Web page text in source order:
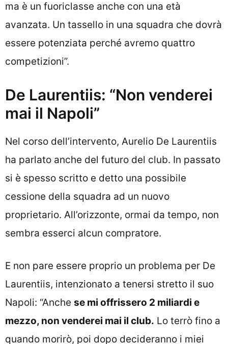
ma è un fuoriclasse anche con una età
avanzata. Un tassello in una squadra che dovrà
essere potenziata perché avremo quattro
competizioni”.
De Laurentiis: “Non venderei
mai il Napoli”
Nel corso dell’intervento, Aurelio De Laurentiis
ha parlato anche del futuro del club. In passato
si è spesso scritto e detto una possibile
cessione della squadra ad un nuovo
proprietario. All’orizzonte, ormai da tempo, non
sembra esserci alcun compratore.
E non pare essere proprio un problema per De
Laurentiis, intenzionato a tenersi stretto il suo
Napoli: “Anche se mi offrissero 2 miliardi e
mezzo, non venderei mai il club. Lo terrò fino a
quando morirò, poi dopo decideranno i miei